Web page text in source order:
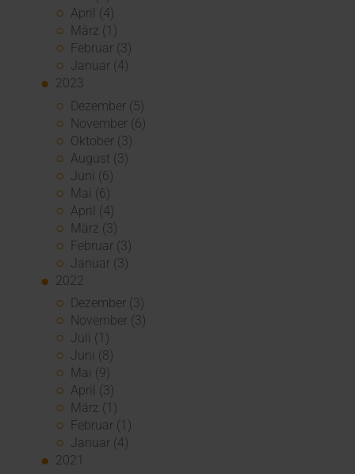
April (4)
März (1)
Februar (3)
Januar (4)
2023
Dezember (5)
November (6)
Oktober (3)
August (3)
Juni (6)
Mai (6)
April (4)
März (3)
Februar (3)
Januar (3)
2022
Dezember (3)
November (3)
Juli (1)
Juni (8)
Mai (9)
April (3)
März (1)
Februar (1)
Januar (4)
2021